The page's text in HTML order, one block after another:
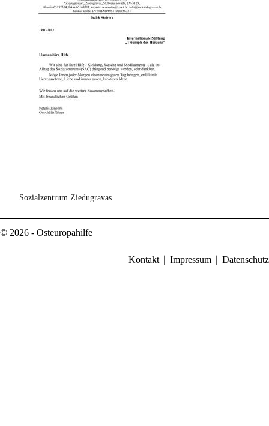
Sozialzentrum Ziedugravas
© 2026 - Osteuropahilfe
Kontakt Impressum Datenschutz